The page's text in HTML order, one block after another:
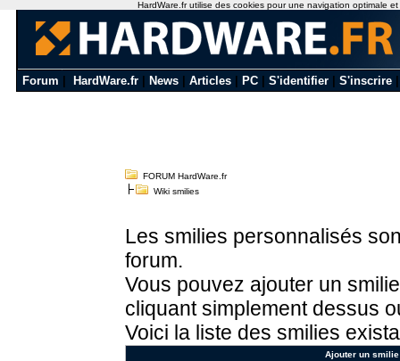
Forum HardWare.fr News Articles PC S'identifier S'inscrire
FORUM HardWare.fr
Wiki smilies
Les smilies personnalisés
forum.
Vous pouvez ajouter un
cliquant simplement dessus
Voici la liste des smilies
Ajouter un
HardWare.fr utilise des cookies pour une navigation optimale